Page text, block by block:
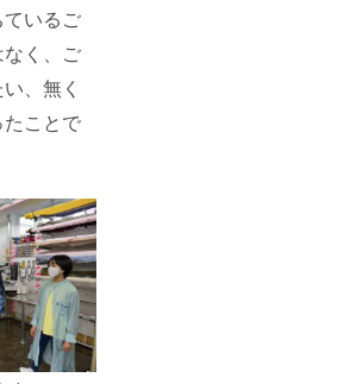
いるご
く、ご
、無く
ことで